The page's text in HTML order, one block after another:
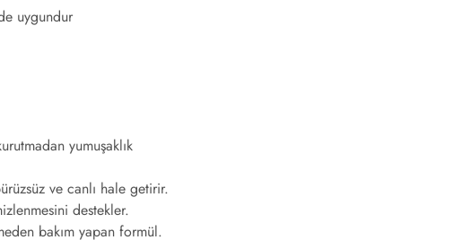
uygundur
yumuşaklık
ve canlı hale getirir.
destekler.
bakım yapan formül.